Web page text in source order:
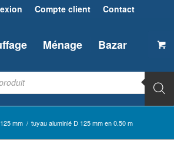
Compte client Contact
Ménage Bazar
mm / tuyau aluminié D 125 mm en 0.50 m